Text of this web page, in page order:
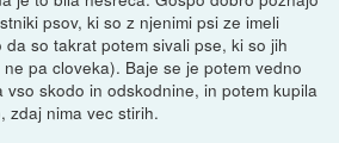
psov, ki so z njenimi psi ze imeli
so takrat potem sivali pse, ki so jih
pa cloveka). Baje se je potem vedno
skodo in odskodnine, in potem kupila
zdaj nima vec stirih.